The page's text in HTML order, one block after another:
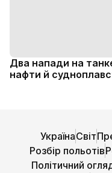
Два напади на
нафти й
УкраїнаСвіт
Розбір польотів
Політичний